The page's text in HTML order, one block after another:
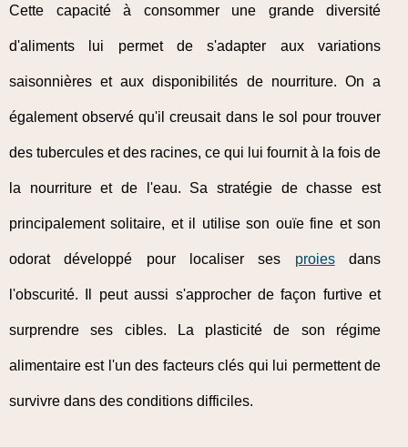
Cette capacité à consommer une grande diversité
d'aliments lui permet de s'adapter aux variations
saisonnières et aux disponibilités de nourriture. On a
également observé qu'il creusait dans le sol pour trouver
des tubercules et des racines, ce qui lui fournit à la fois de
la nourriture et de l'eau. Sa stratégie de chasse est
principalement solitaire, et il utilise son ouïe fine et son
odorat développé pour localiser ses proiesdans
l'obscurité. Il peut aussi s'approcher de façon furtive et
surprendre ses cibles. La plasticité de son régime
alimentaire est l'un des facteurs clés qui lui permettent de
survivre dans des conditions difficiles.